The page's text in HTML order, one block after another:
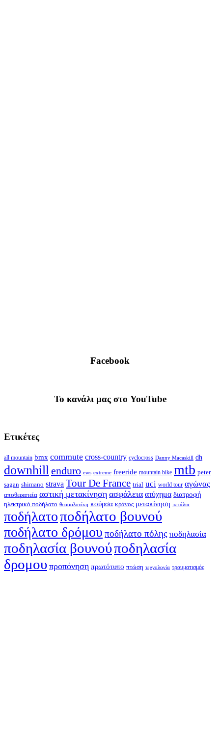
Facebook
To κανάλι μας στο YouTube
Ετικέτες
all mountain bmx commute cross-country cyclocross Danny Macaskill dh
downhillenduro ews extreme freeride mountain bike mtb peter
sagan shimano strava Tour De France trial uci world tour αγώνας
αποθεραπεία αστική μετακίνηση ασφάλεια ατύχημα διατροφή
ηλεκτρικό ποδήλατο θεσσαλονίκη κούρσα κράνος μετακίνηση πετάλια
ποδήλατοποδήλατο βουνού
ποδήλατο δρόμου ποδήλατο πόλης ποδηλασία
ποδηλασία βουνούποδηλασία
δρομου προπόνηση πρωτότυπο πτώση τεχνολογία τραυματισμός